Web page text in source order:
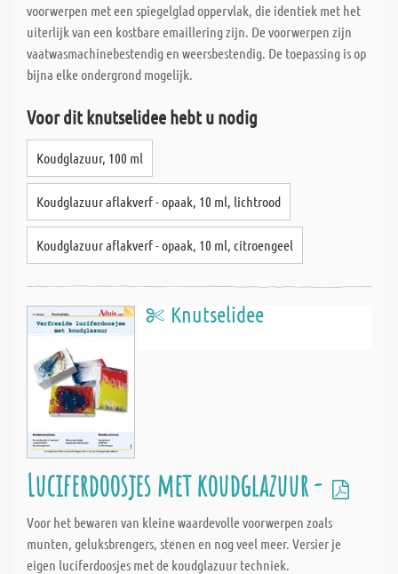
voorwerpen met een spiegelglad oppervlak, die identiek met het
uiterlijk van een kostbare emaillering zijn. De voorwerpen zijn
vaatwasmachinebestendig en weersbestendig. De toepassing is op
bijna elke ondergrond mogelijk.
Voor dit knutselidee hebt u nodig
Koudglazuur, 100 ml
Koudglazuur aflakverf - opaak, 10 ml, lichtrood
Koudglazuur aflakverf - opaak, 10 ml, citroengeel
Knutselidee
Luciferdoosjes met koudglazuur -
Voor het bewaren van kleine waardevolle voorwerpen zoals
munten, geluksbrengers, stenen en nog veel meer. Versier je
eigen luciferdoosjes met de koudglazuur techniek.